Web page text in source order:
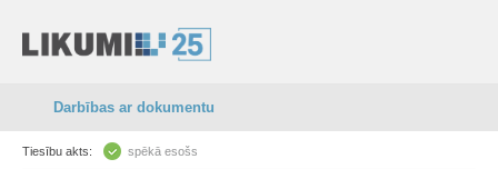
Darbības ar dokumentu
Tiesību akts: spēkā esošs